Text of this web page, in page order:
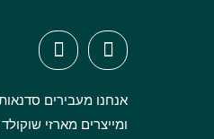
אנחנו מעבירים
ומייצרים מארזי